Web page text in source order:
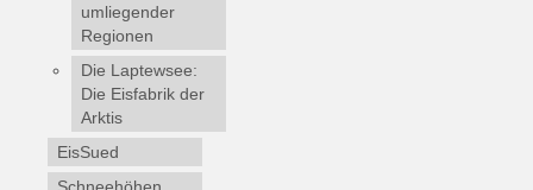
umliegender
Regionen
Die Laptewsee:
Die Eisfabrik der
Arktis
EisSued